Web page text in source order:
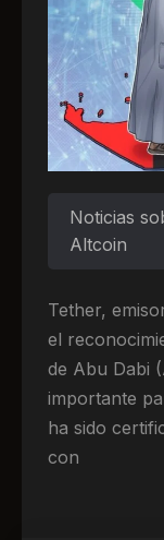
Noticias
Altcoin
Tether,
el
de Abu Dabi
importante
ha sido
con